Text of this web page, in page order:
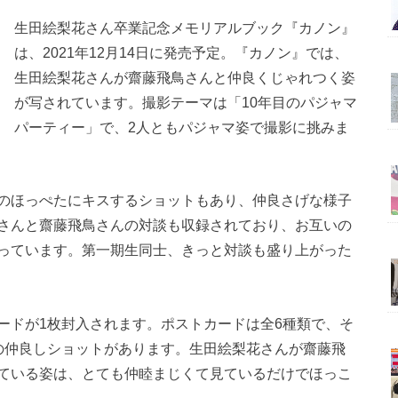
生田絵梨花さん卒業記念メモリアルブック『カノン』
は、2021年12月14日に発売予定。『カノン』では、
生田絵梨花さんが齋藤飛鳥さんと仲良くじゃれつく姿
が写されています。撮影テーマは「10年目のパジャマ
パーティー」で、2人ともパジャマ姿で撮影に挑みま
ほっぺたにキスするショットもあり、仲良さげな様子
んと齋藤飛鳥さんの対談も収録されており、お互いの
ています。第一期生同士、きっと対談も盛り上がった
ドが1枚封入されます。ポストカードは全6種類で、そ
良しショットがあります。生田絵梨花さんが齋藤飛
る姿は、とても仲睦まじくて見ているだけでほっこ